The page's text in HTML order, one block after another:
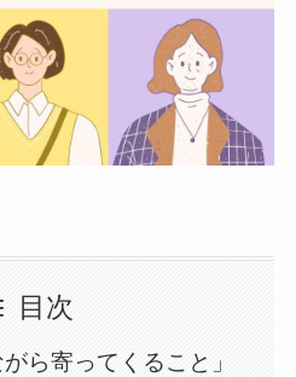
目次
ら寄ってくること」